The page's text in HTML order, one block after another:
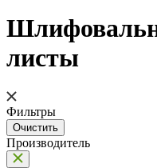
листы
Фильтры
Производитель